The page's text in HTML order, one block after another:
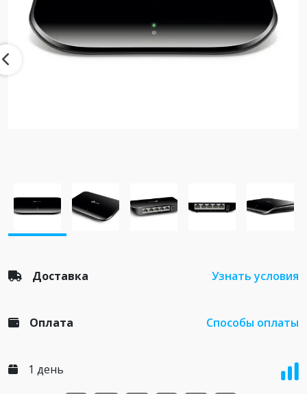
Доставка Узнать условия
Оплата Способы оплаты
1 день